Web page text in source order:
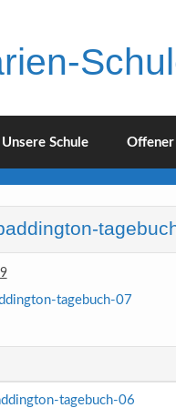
Grundschule in
Unsere Schule Offener
tagebuch-06